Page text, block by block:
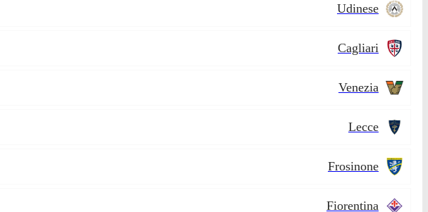
Udinese
Cagliari
Venezia
Lecce
Frosinone
Fiorentina